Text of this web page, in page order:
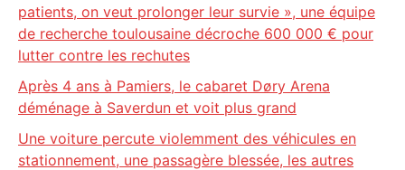
patients, on veut prolonger leur survie », une équipe
de recherche toulousaine décroche 600 000 € pour
lutter contre les rechutes
Après 4 ans à Pamiers, le cabaret Døry Arena
déménage à Saverdun et voit plus grand
Une voiture percute violemment des véhicules en
stationnement, une passagère blessée, les autres